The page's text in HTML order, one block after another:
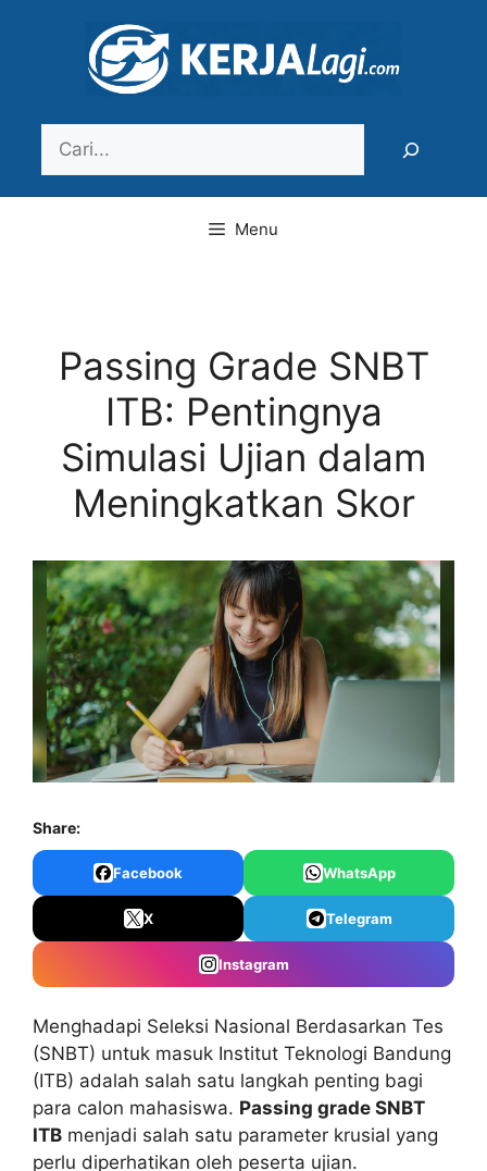
Menu
Passing Grade SNBT
ITB: Pentingnya
Simulasi Ujian dalam
Meningkatkan Skor
Share:
Facebook WhatsApp
X Telegram
Instagram
Menghadapi Seleksi Nasional Berdasarkan Tes
(SNBT) untuk masuk Institut Teknologi Bandung
(ITB) adalah salah satu langkah penting bagi
para calon mahasiswa. Passing grade SNBT
ITB menjadi salah satu parameter krusial yang
perlu diperhatikan oleh peserta ujian.